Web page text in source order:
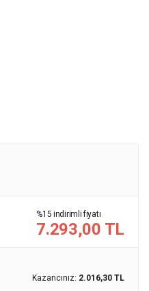
%15 indirimli fiyatı
7.293,00 TL
Kazancınız: 2.016,30 TL